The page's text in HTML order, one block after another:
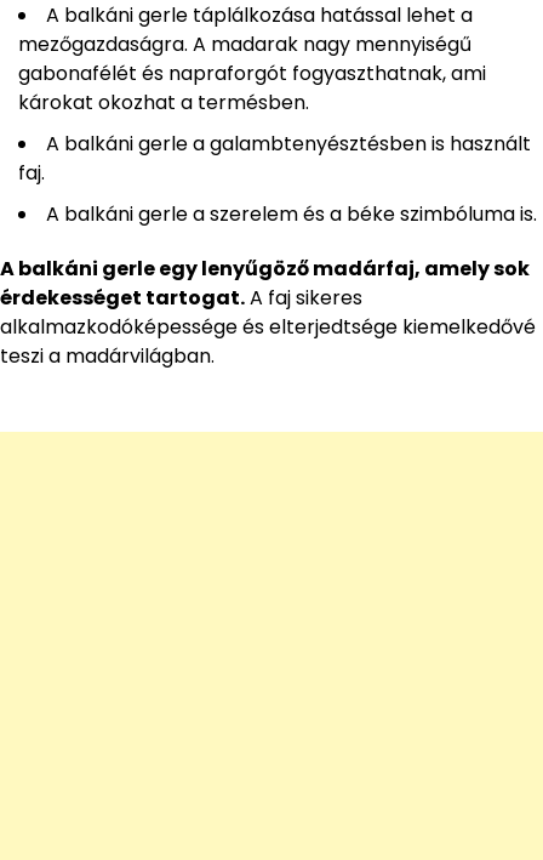
A balkáni gerle táplálkozása hatással lehet a
mezőgazdaságra. A madarak nagy mennyiségű
gabonafélét és napraforgót fogyaszthatnak, ami
károkat okozhat a termésben.
A balkáni gerle a galambtenyésztésben is használt
faj.
A balkáni gerle a szerelem és a béke szimbóluma is.
A balkáni gerle egy lenyűgöző madárfaj, amely sok
érdekességet tartogat.A faj sikeres
alkalmazkodóképessége és elterjedtsége kiemelkedővé
teszi a madárvilágban.